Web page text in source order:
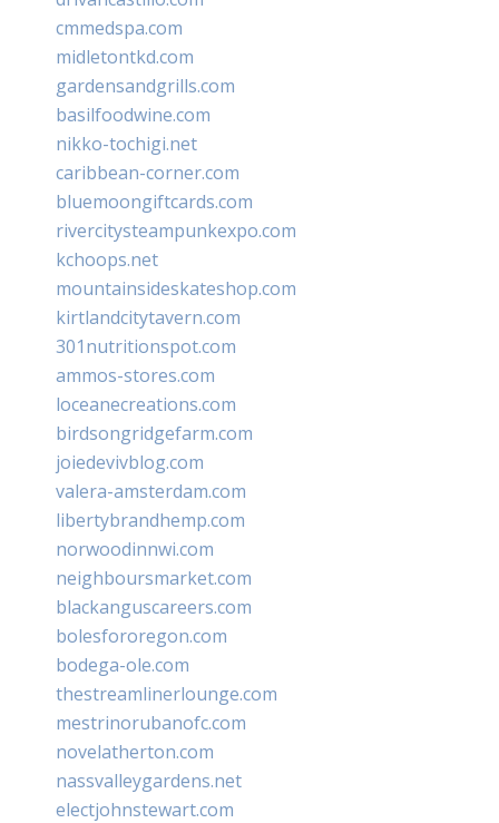
cmmedspa.com
midletontkd.com
gardensandgrills.com
basilfoodwine.com
nikko-tochigi.net
caribbean-corner.com
bluemoongiftcards.com
rivercitysteampunkexpo.com
kchoops.net
mountainsideskateshop.com
kirtlandcitytavern.com
301nutritionspot.com
ammos-stores.com
loceanecreations.com
birdsongridgefarm.com
joiedevivblog.com
valera-amsterdam.com
libertybrandhemp.com
norwoodinnwi.com
neighboursmarket.com
blackanguscareers.com
bolesfororegon.com
bodega-ole.com
thestreamlinerlounge.com
mestrinorubanofc.com
novelatherton.com
nassvalleygardens.net
electjohnstewart.com